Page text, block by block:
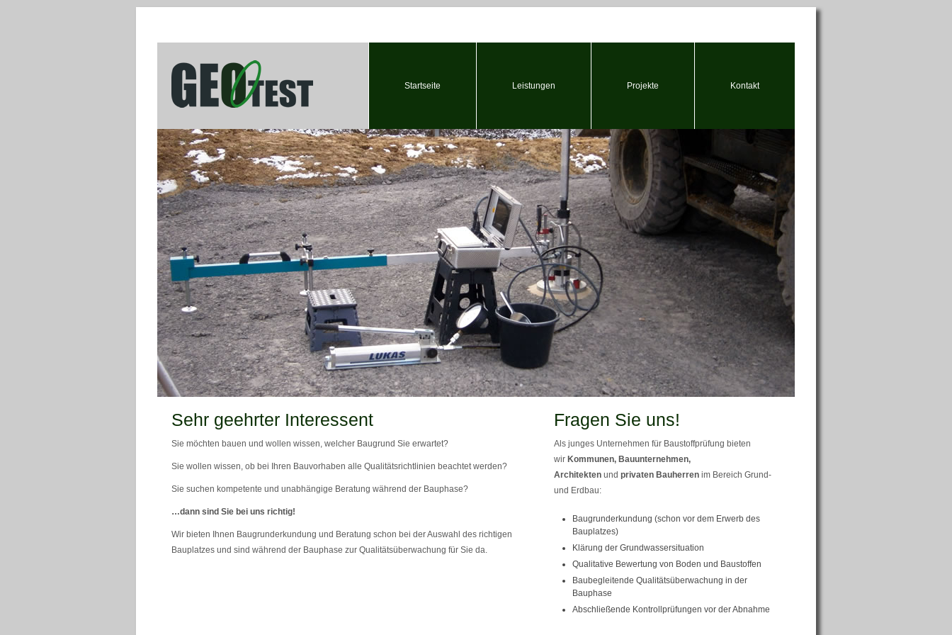
Startseite Leistungen Projekte Kontakt
Sehr geehrter Interessent
Sie möchten bauen und wollen wissen, welcher Baugrund Sie erwartet?
Sie wollen wissen, ob bei Ihren Bauvorhaben alle Qualitätsrichtlinien beachtet werden?
Sie suchen kompetente und unabhängige Beratung während der Bauphase?
…dann sind Sie bei uns richtig!
Wir bieten Ihnen Baugrunderkundung und Beratung schon bei der Auswahl des richtigen
Bauplatzes und sind während der Bauphase zur Qualitätsüberwachung für Sie da.
Fragen Sie uns!
Als junges Unternehmen für Baustoffprüfung bieten
wir Kommunen, Bauunternehmen,
Architekten und privaten Bauherren im Bereich Grund-
und Erdbau:
Baugrunderkundung (schon vor dem Erwerb des
Bauplatzes)
Klärung der Grundwassersituation
Qualitative Bewertung von Boden und Baustoffen
Baubegleitende Qualitätsüberwachung in der
Bauphase
Abschließende Kontrollprüfungen vor der Abnahme